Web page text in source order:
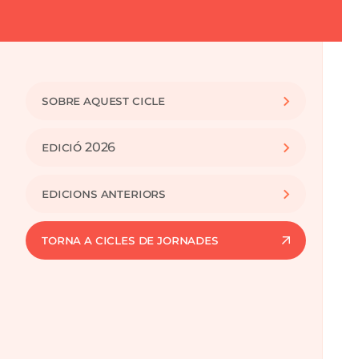
SOBRE AQUEST CICLE
EDICIÓ 2026
EDICIONS ANTERIORS
Torna a Cicles de jornades